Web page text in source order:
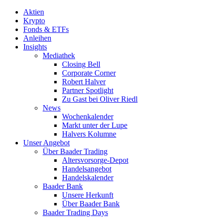
Aktien
Krypto
Fonds & ETFs
Anleihen
Insights
Mediathek
Closing Bell
Corporate Corner
Robert Halver
Partner Spotlight
Zu Gast bei Oliver Riedl
News
Wochenkalender
Markt unter der Lupe
Halvers Kolumne
Unser Angebot
Über Baader Trading
Altersvorsorge-Depot
Handelsangebot
Handelskalender
Baader Bank
Unsere Herkunft
Über Baader Bank
Baader Trading Days